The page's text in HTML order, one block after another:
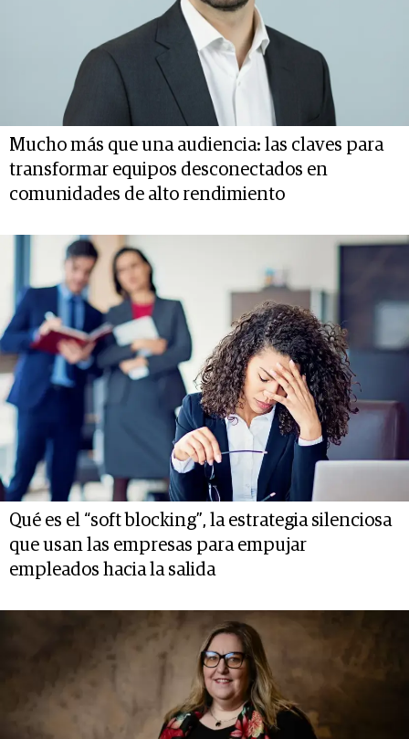
Mucho más que una audiencia: las claves para
transformar equipos desconectados en
comunidades de alto rendimiento
Qué es el “soft blocking”, la estrategia silenciosa
que usan las empresas para empujar
empleados hacia la salida